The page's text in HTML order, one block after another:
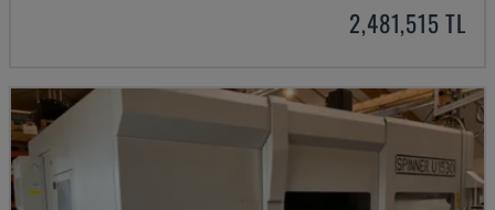
2,481,515 TL